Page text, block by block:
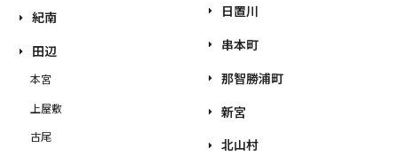
紀南
田辺
本宮
上屋敷
古尾
日置川
串本町
那智勝浦町
新宮
北山村